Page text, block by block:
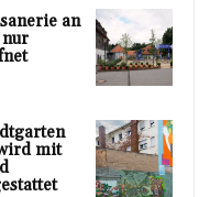
an
mit